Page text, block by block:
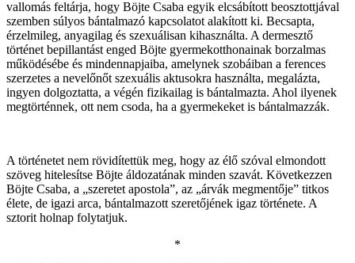
vallomás feltárja, hogy Böjte Csaba egyik elcsábított beosztottjával
szemben súlyos bántalmazó kapcsolatot alakított ki. Becsapta,
érzelmileg, anyagilag és szexuálisan kihasználta. A dermesztő
történet bepillantást enged Böjte gyermekotthonainak borzalmas
működésébe és mindennapjaiba, amelynek szobáiban a ferences
szerzetes a nevelőnőt szexuális aktusokra használta, megalázta,
ingyen dolgoztatta, a végén fizikailag is bántalmazta. Ahol ilyenek
megtörténnek, ott nem csoda, ha a gyermekeket is bántalmazzák.
A történetet nem rövidítettük meg, hogy az élő szóval elmondott
szöveg hitelesítse Böjte áldozatának minden szavát. Következzen
Böjte Csaba, a „szeretet apostola”, az „árvák megmentője” titkos
élete, de igazi arca, bántalmazott szeretőjének igaz története. A
sztorit holnap folytatjuk.
*